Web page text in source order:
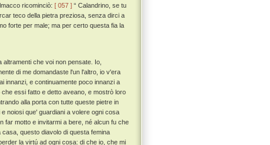
ricominciò: [ 057 ] “ Calandrino, se tu
teco della pietra preziosa, senza dirci a
forte per male; ma per certo questa fia la
che voi non pensate. Io,
di me domandaste l'un l'altro, io v'era
innanzi, e continuamente poco innanzi a
essi fatto e detto aveano, e mostrò loro
alla porta con tutte queste pietre in
noiosi que' guardiani a volere ogni cosa
far motto e invitarmi a bere, né alcun fu che
casa, questo diavolo di questa femina
la virtú ad ogni cosa: di che io, che mi